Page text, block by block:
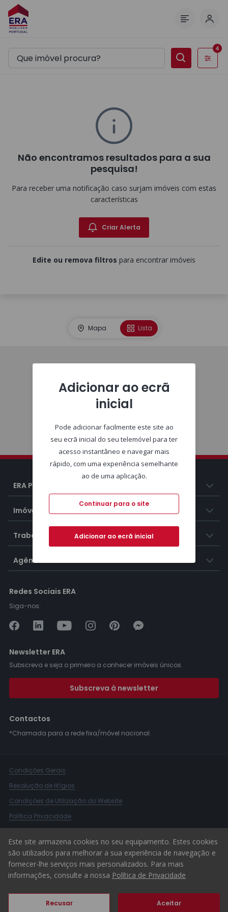
Filtros
4
Não encontramos resultados para a sua
pesquisa!
Para receber uma notificação caso surjam imóveis com estas
características
Criar Alerta
Edite ou remova filtros para encontrar imóveis
Mapa Lista
ERA Portugal
Imóveis
Trabalhar na ERA
Agências ERA
Redes Sociais ERA
Siga-nos:
Newsletter ERA
Subscreva e seja o primeiro a conhecer imóveis únicos.
Subscreva à newsletter
Contactos
*Chamada para a rede fixa/móvel nacional.
Condições Gerais
Resolução de litígios
Condições de Utilização do Website
Política Privacidade
Canal de Denúncias
© 2026 ERA Portugal
Este site armazena cookies no seu equipamento. Estes cookies
são utilizados para melhorar a sua experiência de navegação e
fornecer-lhe serviços mais personalizados. Para mais
informações, consulte a nossa Política de Privacidade
Recusar Aceitar
Adicionar ao ecrã
inicial
Pode adicionar facilmente este site ao
seu ecrã inicial do seu telemóvel para ter
acesso instantâneo e navegar mais
rápido, com uma experiência semelhante
ao de uma aplicação.
Continuar para o site
Adicionar ao ecrã inicial